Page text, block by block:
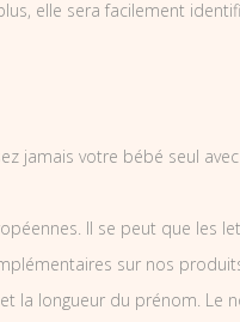
elle sera facilement
jamais votre bébé seul
Il se peut que les
sur nos
la longueur du prénom. Le